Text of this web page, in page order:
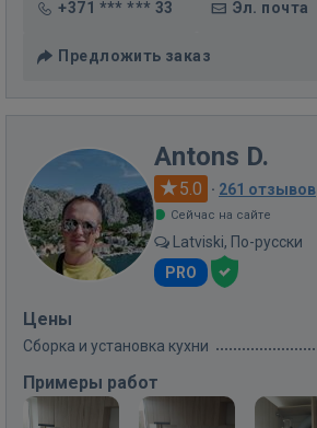
+371 *** *** 33 Эл. почта
Предложить заказ
Antons D.
5.0 · 261 отзывов
Сейчас на сайте
Latviski, По-русски
PRO
Цены
Сборка и установка кухни
Примеры работ